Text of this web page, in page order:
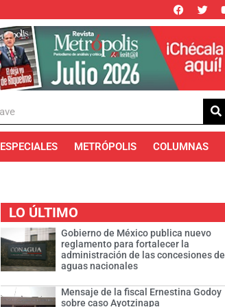
ESPECIALES METRÓPOLIS COLUMNAS
LO ÚLTIMO
Gobierno de México publica nuevo
reglamento para fortalecer la
administración de las concesiones de
aguas nacionales
Mensaje de la fiscal Ernestina Godoy
sobre caso Ayotzinapa